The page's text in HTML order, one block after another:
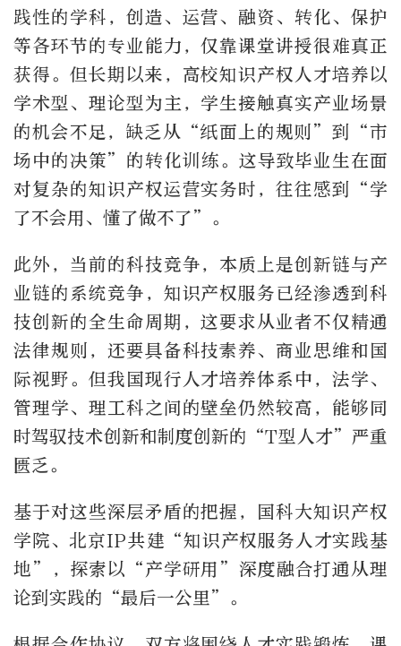
践性的学科，创造、运营、融资、转化、保护
等各环节的专业能力，仅靠课堂讲授很难真正
获得。但长期以来，高校知识产权人才培养以
学术型、理论型为主，学生接触真实产业场景
的机会不足，缺乏从“纸面上的规则”到“市
场中的决策”的转化训练。这导致毕业生在面
对复杂的知识产权运营实务时，往往感到“学
了不会用、懂了做不了”。
此外，当前的科技竞争，本质上是创新链与产
业链的系统竞争，知识产权服务已经渗透到科
技创新的全生命周期，这要求从业者不仅精通
法律规则，还要具备科技素养、商业思维和国
际视野。但我国现行人才培养体系中，法学、
管理学、理工科之间的壁垒仍然较高，能够同
时驾驭技术创新和制度创新的“T型人才”严重
匮乏。
基于对这些深层矛盾的把握，国科大知识产权
学院、北京IP共建“知识产权服务人才实践基
地”，探索以“产学研用”深度融合打通从理
论到实践的“最后一公里”。